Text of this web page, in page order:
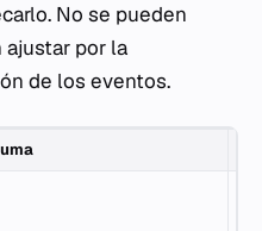
No se pueden
ajustar por la
de los eventos.